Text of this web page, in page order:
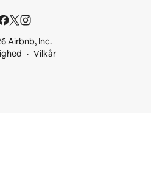
Airbnb, Inc.
Vilkår